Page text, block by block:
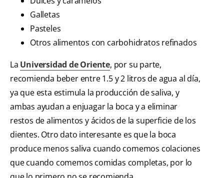
Galletas
Pasteles
Otros alimentos con carbohidratos refinados
La Universidad de Oriente, por su parte,
recomienda beber entre 1.5 y 2 litros de agua al día,
ya que esta estimula la producción de saliva, y
ambas ayudan a enjuagar la boca y a eliminar
restos de alimentos y ácidos de la superficie de los
dientes. Otro dato interesante es que la boca
produce menos saliva cuando comemos colaciones
que cuando comemos comidas completas, por lo